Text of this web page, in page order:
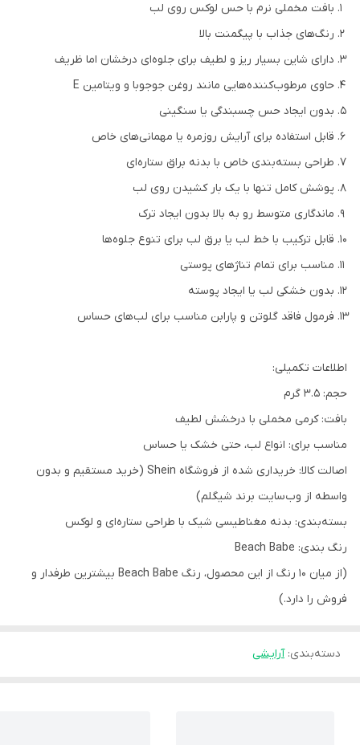
بافت مخملی نرم با حس لوکس روی لب
رنگ‌های جذاب با پیگمنت بالا
دارای شاین بسیار ریز و لطیف برای جلوه‌ای درخشان اما ظریف
حاوی مرطوب‌کننده‌هایی مانند روغن جوجوبا و ویتامین E
بدون ایجاد حس چسبندگی یا سنگینی
قابل استفاده برای آرایش روزمره یا مهمانی‌های خاص
طراحی بسته‌بندی خاص با بدنه براق ستاره‌ای
پوشش کامل تنها با یک بار کشیدن روی لب
ماندگاری متوسط رو به بالا بدون ایجاد ترک
قابل ترکیب با خط لب یا برق لب برای تنوع جلوه‌ها
مناسب برای تمام تناژهای پوستی
بدون خشکی لب یا ایجاد پوسته
فرمول فاقد گلوتن و پارابن مناسب برای لب‌های حساس
اطلاعات تکمیلی:
حجم: 3.5 گرم
بافت: کرمی مخملی با درخشش لطیف
مناسب برای: انواع لب، حتی خشک یا حساس
اصالت کالا: خریداری شده از فروشگاه Shein (خرید مستقیم و بدون
واسطه از وب‎‌سایت برند شیگلم)
بسته‌بندی: بدنه‌ مغناطیسی شیک با طراحی ستاره‌ای و لوکس
رنگ بندی: Beach Babe
(از میان 10 رنگ از این محصول، رنگ Beach Babe بیشترین طرفدار و
فروش را دارد.)
دسته‌بندی:آرایشی